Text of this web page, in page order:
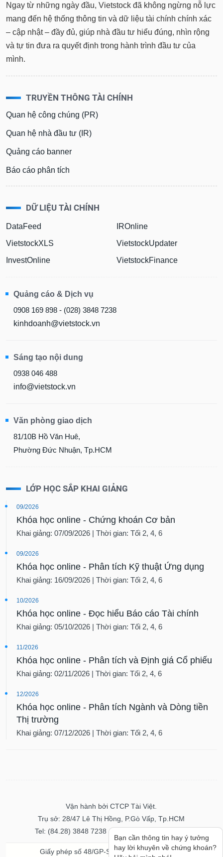
Ngay từ những ngày đầu, Vietstock đã không ngừng nỗ lực
mang đến hệ thống thông tin và dữ liệu tài chính chính xác
– cập nhật – đầy đủ, giúp nhà đầu tư hiểu đúng, nhìn rộng
và tự tin đưa ra quyết định trong hành trình đầu tư của
mình.
TRUYỀN THÔNG TÀI CHÍNH
Quan hệ công chúng (PR)
Quan hệ nhà đầu tư (IR)
Quảng cáo banner
Báo cáo phân tích
DỮ LIỆU TÀI CHÍNH
DataFeed
VietstockXLS
InvestOnline
IROnline
VietstockUpdater
VietstockFinance
Quảng cáo & Dịch vụ
0908 169 898 - (028) 3848 7238
kinhdoanh@vietstock.vn
Sáng tạo nội dung
0938 046 488
info@vietstock.vn
Văn phòng giao dịch
81/10B Hồ Văn Huê,
Phường Đức Nhuận, Tp.HCM
LỚP HỌC SẮP KHAI GIẢNG
09/2026
Khóa học online - Chứng khoán Cơ bản
Khai giảng: 07/09/2026 | Thời gian: Tối 2, 4, 6
09/2026
Khóa học online - Phân tích Kỹ thuật Ứng dụng
Khai giảng: 16/09/2026 | Thời gian: Tối 2, 4, 6
10/2026
Khóa học online - Đọc hiểu Báo cáo Tài chính
Khai giảng: 05/10/2026 | Thời gian: Tối 2, 4, 6
11/2026
Khóa học online - Phân tích và Định giá Cổ phiếu
Khai giảng: 02/11/2026 | Thời gian: Tối 2, 4, 6
12/2026
Khóa học online - Phân tích Ngành và Dòng tiền
Thị trường
Khai giảng: 07/12/2026 | Thời gian: Tối 2, 4, 6
Vận hành bởi CTCP Tài Việt.
Trụ sở: 28/47 Lê Thị Hồng, P.Gò Vấp, Tp.HCM
Tel: (84.28) 3848 7238 - Fax: (84.28) 3848 7237
Giấy phép số 48/GP-STTTT ngày 04/11/2016
Bạn cần thông tin hay ý tưởng
hay lời khuyên về chứng khoán?